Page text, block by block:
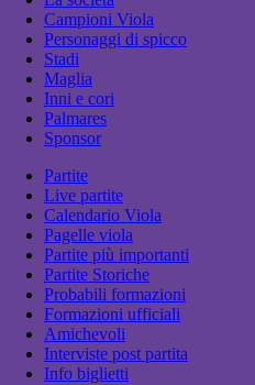
Campioni Viola
Personaggi di spicco
Stadi
Maglia
Inni e cori
Palmares
Sponsor
Partite
Live partite
Calendario Viola
Pagelle viola
Partite più importanti
Partite Storiche
Probabili formazioni
Formazioni ufficiali
Amichevoli
Interviste post partita
Info biglietti